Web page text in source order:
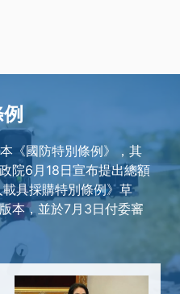
《國防特別條例》，其
院6月18日宣布提出總額
具採購特別條例》草
本，並於7月3日付委審